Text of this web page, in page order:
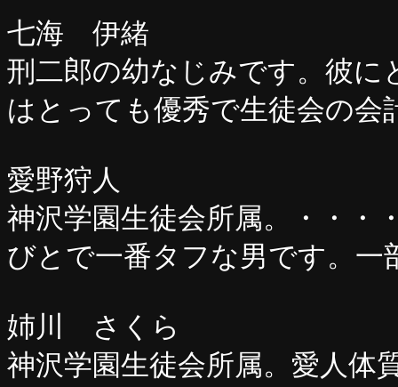
七海 伊緒
刑二郎の幼なじみです。彼
はとっても優秀で生徒会の会
愛野狩人
神沢学園生徒会所属。・・
びとで一番タフな男です。
姉川 さくら
神沢学園生徒会所属。愛人体